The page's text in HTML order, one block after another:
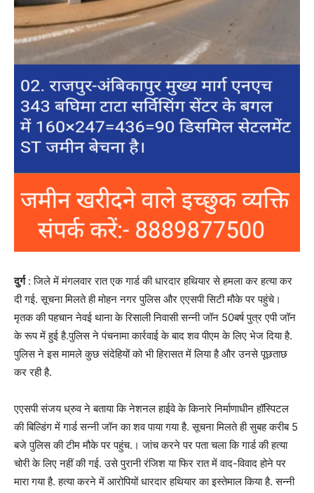
दुर्ग: जिले में मंगलवार रात एक गार्ड की धारदार हथियार से हमला कर हत्या कर
दी गई. सूचना मिलते ही मोहन नगर पुलिस और एएसपी सिटी मौके पर पहुंचे।
मृतक की पहचान नेवई थाना के रिसाली निवासी सन्नी जॉन 50बर्ष पुत्र एपी जॉन
के रूप में हुई है.पुलिस ने पंचनामा कार्रवाई के बाद शव पीएम के लिए भेज दिया है.
पुलिस ने इस मामले कुछ संदेहियों को भी हिरासत में लिया है और उनसे पूछताछ
कर रही है.
एएसपी संजय ध्रुव ने बताया कि नेशनल हाईवे के किनारे निर्माणाधीन हॉस्पिटल
की बिल्डिंग में गार्ड सन्नी जॉन का शव पाया गया है. सूचना मिलते ही सुबह करीब 5
बजे पुलिस की टीम मौके पर पहुंच.। जांच करने पर पता चला कि गार्ड की हत्या
चोरी के लिए नहीं की गई. उसे पुरानी रंजिश या फिर रात में वाद-विवाद होने पर
मारा गया है. हत्या करने में आरोपियों धारदार हथियार का इस्तेमाल किया है. सन्नी